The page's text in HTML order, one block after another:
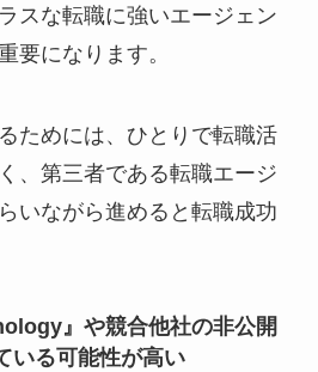
スな転職に強いエージェン
要になります。
ためには、ひとりで転職活
、第三者である転職エージ
いながら進めると転職成功
』や競合他社の非公開
いる可能性が高い